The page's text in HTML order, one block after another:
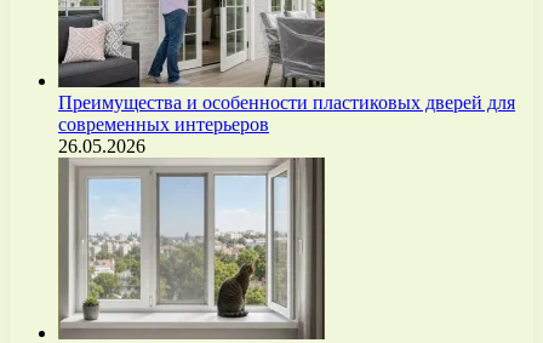
Преимущества и особенности пластиковых дверей для
современных интерьеров
26.05.2026